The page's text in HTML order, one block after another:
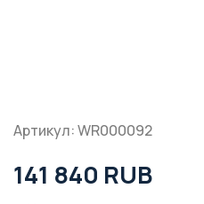
Артикул: WR000092
141 840 RUB